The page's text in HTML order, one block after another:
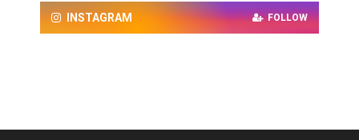
INSTAGRAM FOLLOW